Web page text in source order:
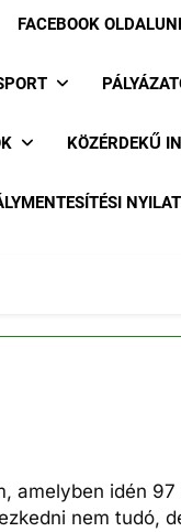
FACEBOOK
KÖZÉRDEKŰ
amelyben idén
nem tudó,